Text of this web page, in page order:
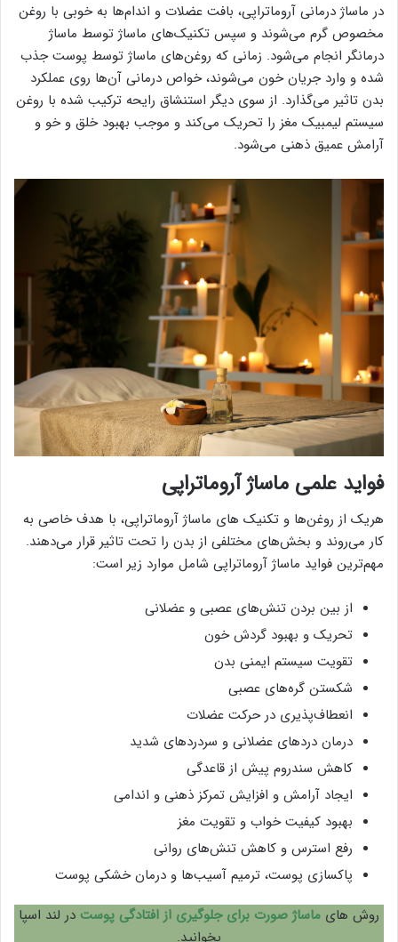
در ماساژ درمانی آروماتراپی، بافت عضلات و اندام‌ها به خوبی با روغن
مخصوص گرم می‌شوند و سپس تکنیک‌های ماساژ توسط ماساژ
درمانگر انجام می‌شود. زمانی که روغن‌های ماساژ توسط پوست جذب
شده و وارد جریان خون می‌شوند، خواص درمانی آن‌ها روی عملکرد
بدن تاثیر می‌گذارد. از سوی دیگر استنشاق رایحه ترکیب شده با روغن
سیستم لیمبیک مغز را تحریک می‌کند و موجب بهبود خلق و خو و
آرامش عمیق ذهنی می‌شود.
فواید علمی ماساژ آروماتراپی
هریک از روغن‌ها و تکنیک های ماساژ آروماتراپی، با هدف خاصی به
کار می‌روند و بخش‌های مختلفی از بدن را تحت تاثیر قرار می‌دهند.
مهم‌ترین فواید ماساژ آروماتراپی شامل موارد زیر است:
از بین بردن تنش‌های عصبی و عضلانی
تحریک و بهبود گردش خون
تقویت سیستم ایمنی بدن
شکستن گره‌های عصبی
انعطاف‌پذیری در حرکت عضلات
درمان دردهای عضلانی و سردردهای شدید
کاهش سندروم پیش از قاعدگی
ایجاد آرامش و افزایش تمرکز ذهنی و اندامی
بهبود کیفیت خواب و تقویت‌ مغز
رفع استرس و کاهش تنش‌های روانی
پاکسازی پوست، ترمیم آسیب‌ها و درمان خشکی پوست
روش های ماساژ صورت برای جلوگیری از افتادگی پوست در لند اسپا
بخوانید.